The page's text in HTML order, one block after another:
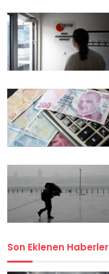
Son Eklenen Haberler